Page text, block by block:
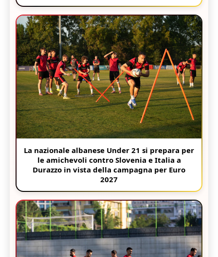
La nazionale albanese Under 21 si prepara per
le amichevoli contro Slovenia e Italia a
Durazzo in vista della campagna per Euro
2027